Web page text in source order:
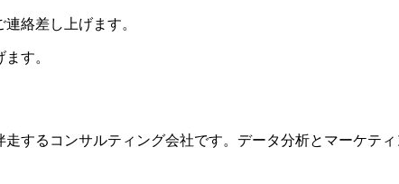
絡差し上げます。
す。
するコンサルティング会社です。データ分析とマーケテ